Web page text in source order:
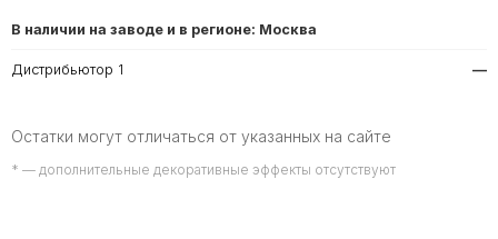
В наличии на заводе и в регионе: Москва
Дистрибьютор 1 —
Остатки могут отличаться от указанных на сайте
* — дополнительные декоративные эффекты отсутствуют